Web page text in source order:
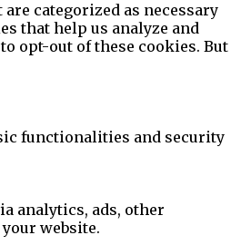
categorized as necessary
that help us analyze and
opt-out of these cookies. But
functionalities and security
analytics, ads, other
website.